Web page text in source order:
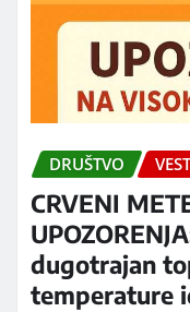
DRUŠTVO
CRVENI
dugotrajan
temperature